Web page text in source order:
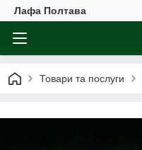
Лафа Полтава
Товари та послуги